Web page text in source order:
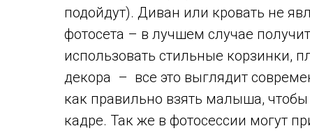
подойдут). Диван или кровать не
фотосета – в лучшем случае
использовать стильные корзинки,
декора – все это выглядит
как правильно взять малыша,
кадре. Так же в фотосессии могут